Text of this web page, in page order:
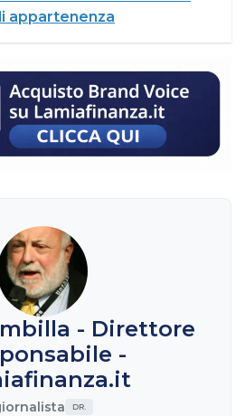
appartenenza
- Direttore
-
DR.